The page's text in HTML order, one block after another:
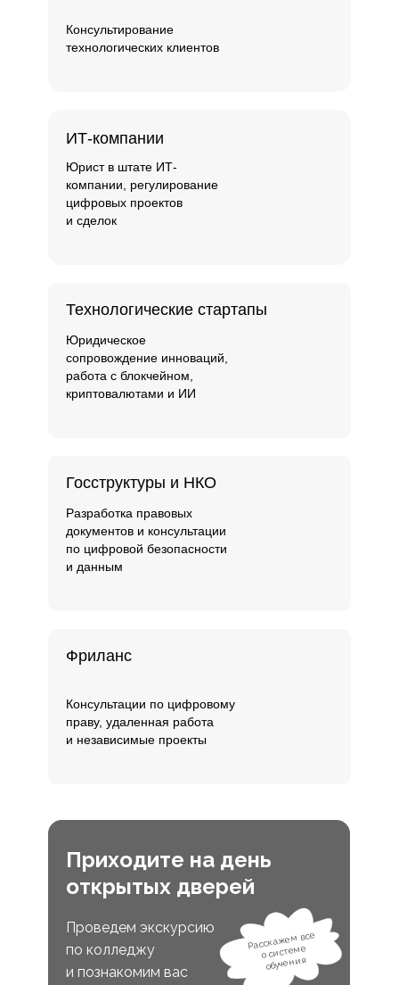
Разработка правовых
документов и консультации
по цифровой безопасности
и данным
Госструктуры и НКО
Фриланс
Консультации по цифровому
праву, удаленная работа
и независимые проекты
Юридическое
сопровождение инноваций,
работа с блокчейном,
криптовалютами и ИИ
Технологические стартапы
Юрист в штате ИТ-
компании, регулирование
цифровых проектов
и сделок
ИТ-компании
Консультирование
технологических клиентов
Приходите на день
открытых дверей
Проведем экскурсию
по колледжу
и познакомим вас
Расскажем все
о системе
обучения